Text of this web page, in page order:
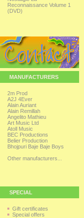
Reconnaissance Volume 1
(DVD)
MANUFACTURERS
2m Prod
A2J 4Ever
Alain Auriant
Alain Remillah
Angelito Mathieu
Art Music Ltd
Atoll Music
BEC Productions
Belier Production
Bhojpuri Baje Baje Boys
Other manufacturers...
SPECIAL
Gift certificates
Special offers